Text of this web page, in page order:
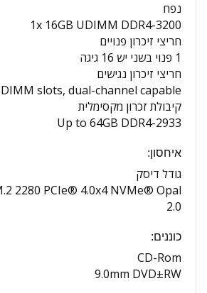
נפח
1x 16GB UDIMM DDR4-3200
חריצי זיכרון פנויים
1 פנוי בשני יש 16 גיגה
חריצי זיכרון נגישים
slots, dual-channel capable
קיבולת זכרון מקסימלית
Up to 64GB DDR4-2933
איחסון:
גודל דיסק
2280 PCIe® 4.0x4 NVMe® Opal
2.0
כוננים:
CD-Rom
9.0mm DVD±RW